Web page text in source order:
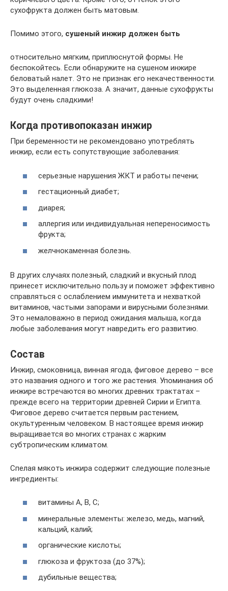
сухофрукта должен быть матовым.
Помимо этого, сушеный инжир должен быть
относительно мягким, приплюснутой формы. Не
беспокойтесь. Если обнаружите на сушеном инжире
беловатый налет. Это не признак его некачественности.
Это выделенная глюкоза. А значит, данные сухофрукты
будут очень сладкими!
Когда противопоказан инжир
При беременности не рекомендовано употреблять
инжир, если есть сопутствующие заболевания:
серьезные нарушения ЖКТ и работы печени;
гестационный диабет;
диарея;
аллергия или индивидуальная непереносимость
фрукта;
желчнокаменная болезнь.
В других случаях полезный, сладкий и вкусный плод
принесет исключительно пользу и поможет эффективно
справляться с ослаблением иммунитета и нехваткой
витаминов, частыми запорами и вирусными болезнями.
Это немаловажно в период ожидания малыша, когда
любые заболевания могут навредить его развитию.
Состав
Инжир, смоковница, винная ягода, фиговое дерево – все
это названия одного и того же растения. Упоминания об
инжире встречаются во многих древних трактатах –
прежде всего на территории древней Сирии и Египта.
Фиговое дерево считается первым растением,
окультуренным человеком. В настоящее время инжир
выращивается во многих странах с жарким
субтропическим климатом.
Спелая мякоть инжира содержит следующие полезные
ингредиенты:
витамины A, B, C;
минеральные элементы: железо, медь, магний,
кальций, калий;
органические кислоты;
глюкоза и фруктоза (до 37%);
дубильные вещества;